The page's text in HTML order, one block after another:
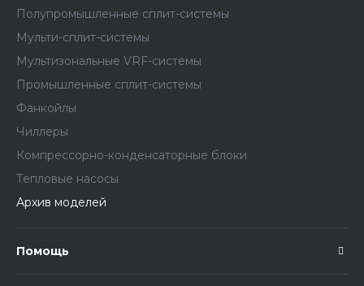
Полупромышленные сплит-системы
Мульти-сплит-системы
Мультизональные VRF-системы
Промышленные сплит-системы
Фанкойлы
Чиллеры
Компрессорно-конденсаторные блоки
Тепловые насосы
Архив моделей
Помощь